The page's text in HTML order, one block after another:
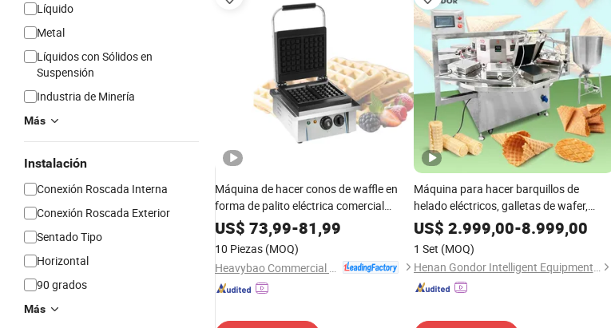
Líquido
Metal
Líquidos con Sólidos en
Suspensión
Industria de Minería
Más
Instalación
Conexión Roscada Interna
Conexión Roscada Exterior
Sentado Tipo
Horizontal
90 grados
Más
Máquina de hacer conos de waffle en
forma de palito eléctrica comercial
Heavybao con CE RoHS
US$ 73,99-81,99
10 Piezas (MOQ)
Máquina para hacer barquillos de
helado eléctricos, galletas de wafer,
conos de azúcar enrollados y rollos de
huevo
US$ 2.999,00-8.999,00
1 Set (MOQ)
Henan Gondor Intelligent Equipment Manufacturing Co., Ltd.